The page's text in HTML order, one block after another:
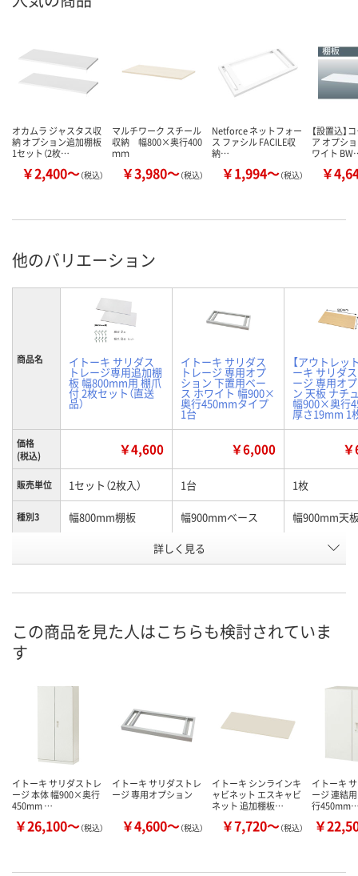
オカムラ ジャスタス収
納 オプション追加棚板
1セット（2枚…
￥2,400～（税込）
マルチワーク スチール
収納 幅800×奥行400
ｍｍ
￥3,980～（税込）
Netforce ネットフォー
ス ファシル FACILE収
納…
￥1,994～（税込）
【設置込】
ア オプシ
ワイト
￥
他のバリエーション
商品名 イトーキ サリダス
トレージ専用追加棚
板 幅800mm用 棚爪
付 2枚セット（直送
品）
イトーキ サリダス
トレージ 専用オプ
ション 下置用ベー
ス ホワイト 幅900×
奥行450mmタイプ
1台
【アウトレッ
ーキ サリダ
ージ 専用オ
ン 天板 ナチ
幅900×奥行
厚さ19mm 1
価格
(税込)
￥4,600 ￥6,000
販売単位 1セット（2枚入） 1台 1枚
種別3 幅800mm棚板 幅900mmベース 幅900mm天
1976620 3579511
した
詳しく見る
この商品を見た人はこちらも検討されていま
す
イトーキ サリダストレ
ージ 本体 幅900×奥行
450mm …
￥26,100～（税込）
イトーキ サリダストレ
ージ 専用オプション
￥4,600～（税込）
イトーキ シンラインキ
ャビネット エスキャビ
ネット 追加棚板…
￥7,720～（税込）
イトーキ
ージ 連結
行
￥